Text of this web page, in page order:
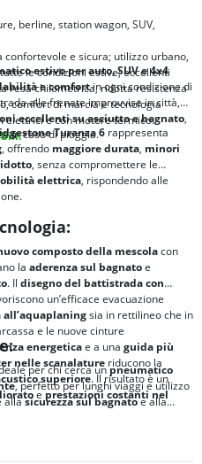
berline, station wagon, SUV,
confortevole e sicura; utilizzo urbano,
le condizioni estive; eccellenti
resa chilometrica, ridotta resistenza
comfort di marcia e tecnologia
elettrici e con motore termico.
estivo per auto, SUV e 4x4
e comfortin ogni condizione di
alle frenate improvvise in città,
eccellenti su asciutto e bagnato,
in caso di pioggia.
Turanza 6 rappresenta
, offrendo maggiore durata, minori
, senza compromettere le
elettrica, rispondendo alle
composto della mescolacon
la aderenza sul bagnatoe
. Il disegno del battistrada con
un’efficace evacuazione
all’aquaplaningsia in rettilineo che in
e le nuove cinture
energeticae a una guida più
nelle scanalature riducono la
superiore. Il risultato è un
eprestazioni costanti nel
per chi cerca unpneumatico
, perfetto per lunghi viaggi e utilizzo
allasicurezza sul bagnatoe alla